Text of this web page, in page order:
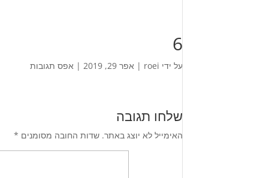
6
על ידי roei
|אפר 29, 2019 |אפס תגובות
שלחו תגובה
האימייל לא יוצג באתר. שדות החובה מסומנים *